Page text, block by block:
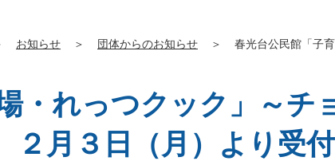
お知らせ ＞ 団体からのお知らせ ＞
春光台公民館「子
・れっつクック」～チ
月３日（月）より受付